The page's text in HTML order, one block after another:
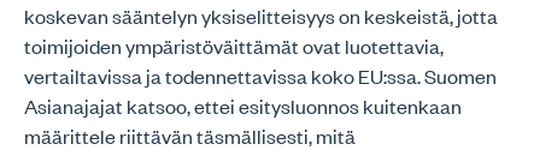
koskevan sääntelyn yksiselitteisyys on keskeistä, jotta
toimijoiden ympäristöväittämät ovat luotettavia,
vertailtavissa ja todennettavissa koko EU:ssa. Suomen
Asianajajat katsoo, ettei esitysluonnos kuitenkaan
määrittele riittävän täsmällisesti, mitä